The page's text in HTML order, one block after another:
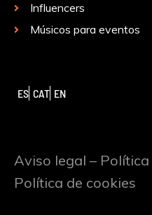
Influencers
Músicos para eventos
ES CAT EN
Aviso legal –
Política de cookies